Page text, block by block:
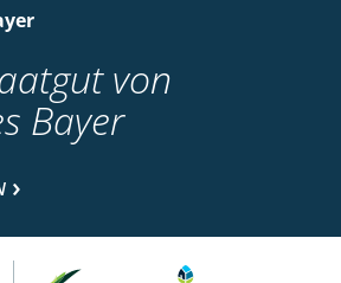
von
Bayer